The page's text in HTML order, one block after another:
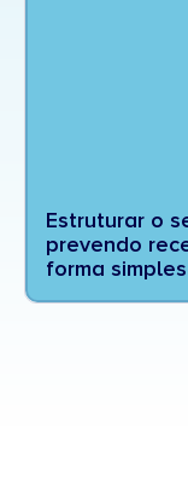
Estruturar o
prevendo
forma